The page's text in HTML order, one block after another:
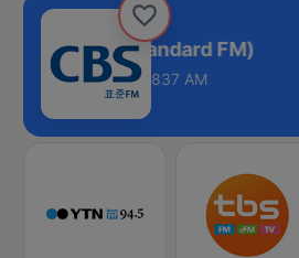
라디오 (Standard FM)
837 AM